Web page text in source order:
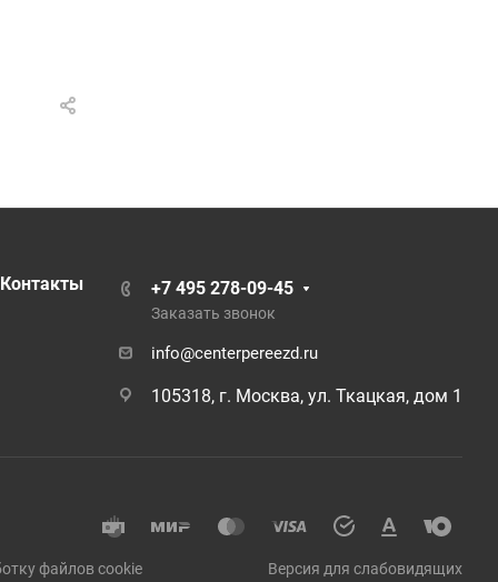
Контакты +7 495 278-09-45
Заказать звонок
info@centerpereezd.ru
105318, г. Москва, ул. Ткацкая, дом 1
файлов cookie Версия для слабовидящих